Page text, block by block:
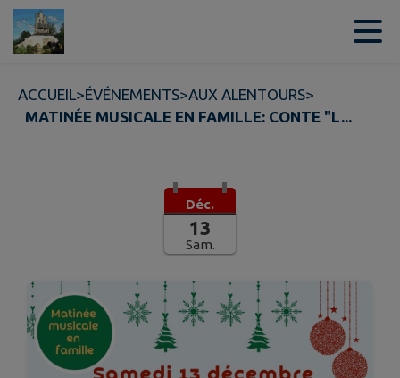
Contenu
ACCUEIL>ÉVÉNEMENTS>AUX ALENTOURS>
MATINÉE MUSICALE EN FAMILLE: CONTE "L...
Déc.
13
Sam.